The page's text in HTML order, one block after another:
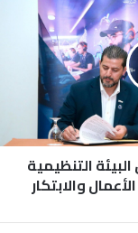
التنظيمية
والابتكار